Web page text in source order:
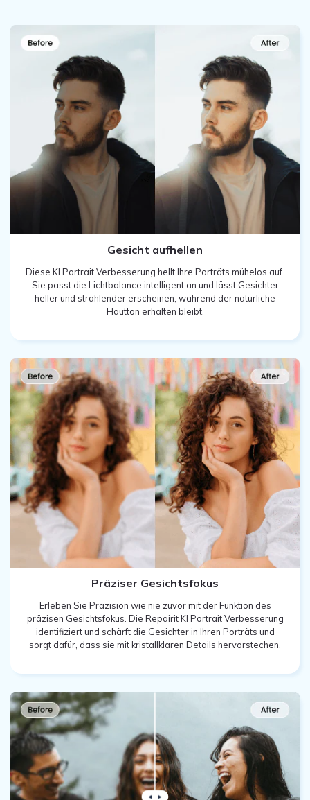
Gesicht aufhellen
Diese KI Portrait Verbesserung hellt Ihre Porträts mühelos auf.
Sie passt die Lichtbalance intelligent an und lässt Gesichter
heller und strahlender erscheinen, während der natürliche
Hautton erhalten bleibt.
Präziser Gesichtsfokus
Erleben Sie Präzision wie nie zuvor mit der Funktion des
präzisen Gesichtsfokus. Die Repairit KI Portrait Verbesserung
identifiziert und schärft die Gesichter in Ihren Porträts und
sorgt dafür, dass sie mit kristallklaren Details hervorstechen.